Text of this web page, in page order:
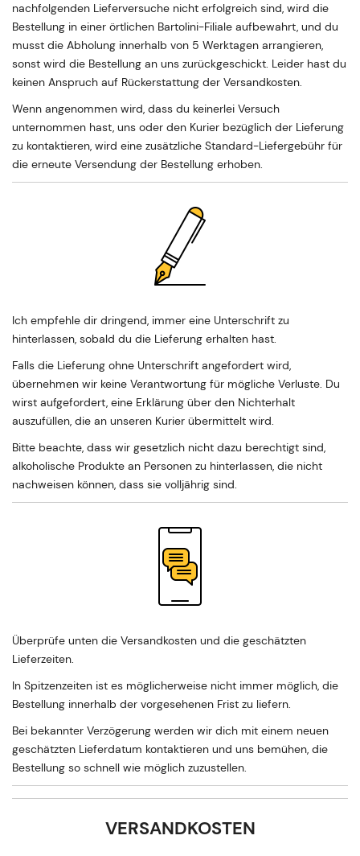
nachfolgenden Lieferversuche nicht erfolgreich sind, wird die
Bestellung in einer örtlichen Bartolini-Filiale aufbewahrt, und du
musst die Abholung innerhalb von 5 Werktagen arrangieren,
sonst wird die Bestellung an uns zurückgeschickt. Leider hast du
keinen Anspruch auf Rückerstattung der Versandkosten.
Wenn angenommen wird, dass du keinerlei Versuch
unternommen hast, uns oder den Kurier bezüglich der Lieferung
zu kontaktieren, wird eine zusätzliche Standard-Liefergebühr für
die erneute Versendung der Bestellung erhoben.
Ich empfehle dir dringend, immer eine Unterschrift zu
hinterlassen, sobald du die Lieferung erhalten hast.
Falls die Lieferung ohne Unterschrift angefordert wird,
übernehmen wir keine Verantwortung für mögliche Verluste. Du
wirst aufgefordert, eine Erklärung über den Nichterhalt
auszufüllen, die an unseren Kurier übermittelt wird.
Bitte beachte, dass wir gesetzlich nicht dazu berechtigt sind,
alkoholische Produkte an Personen zu hinterlassen, die nicht
nachweisen können, dass sie volljährig sind.
Überprüfe unten die Versandkosten und die geschätzten
Lieferzeiten.
In Spitzenzeiten ist es möglicherweise nicht immer möglich, die
Bestellung innerhalb der vorgesehenen Frist zu liefern.
Bei bekannter Verzögerung werden wir dich mit einem neuen
geschätzten Lieferdatum kontaktieren und uns bemühen, die
Bestellung so schnell wie möglich zuzustellen.
VERSANDKOSTEN